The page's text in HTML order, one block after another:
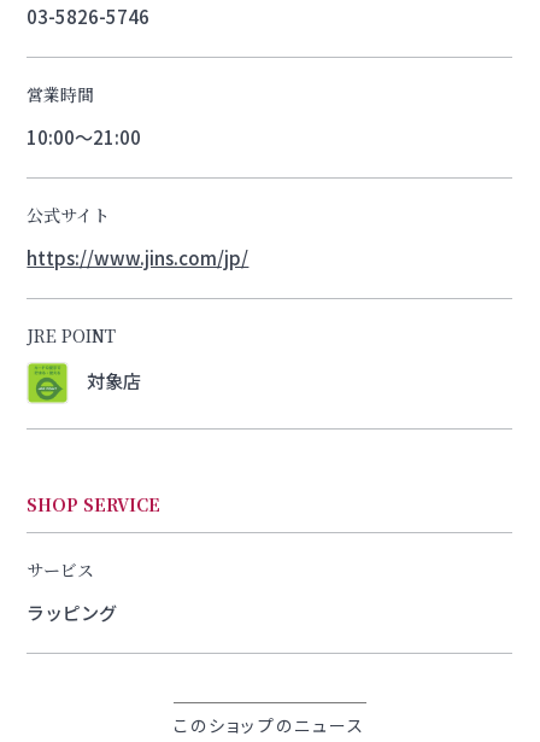
03-5826-5746
営業時間
10:00～21:00
公式サイト
https://www.jins.com/jp/
JRE POINT
対象店
SHOP SERVICE
サービス
ラッピング
このショップのニュース